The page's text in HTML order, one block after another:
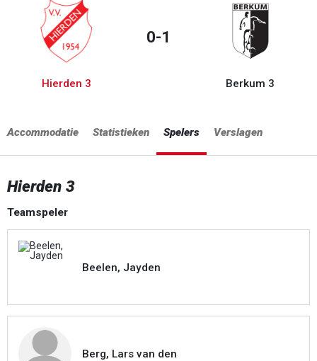
Hierden 3
0-1
Berkum 3
Accommodatie Statistieken Spelers Verslagen
Hierden 3
Teamspeler
Beelen, Jayden
Berg, Lars van den